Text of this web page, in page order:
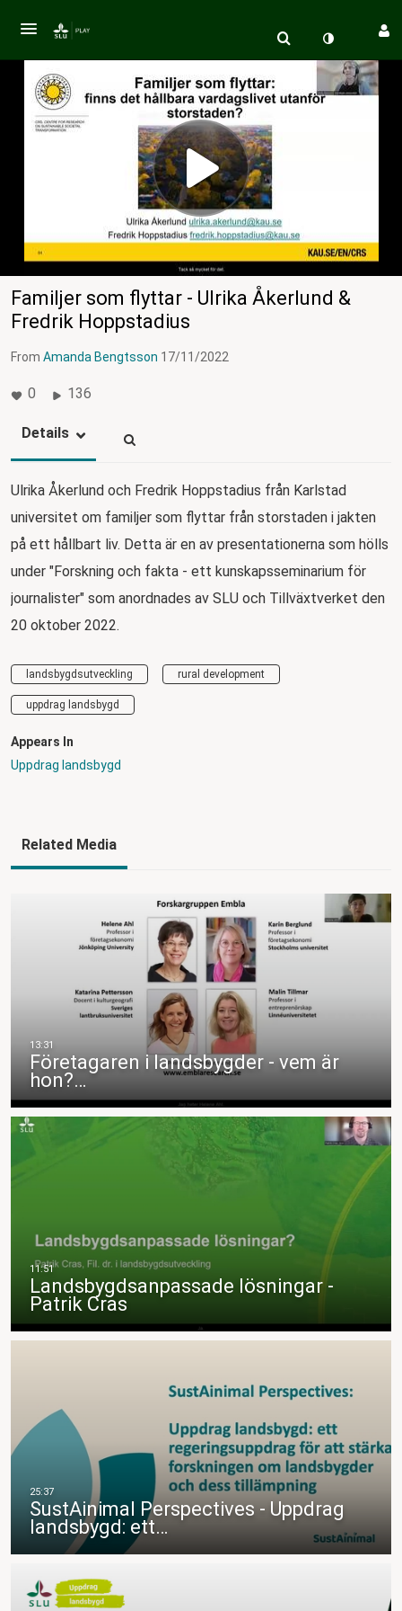
Familjer som flyttar - Ulrika Åkerlund &
Fredrik Hoppstadius
From Amanda Bengtsson 17/11/2022
0 136
Details
Ulrika Åkerlund och Fredrik Hoppstadius från Karlstad
universitet om familjer som flyttar från storstaden i jakten
på ett hållbart liv. Detta är en av presentationerna som hölls
under "Forskning och fakta - ett kunskapsseminarium för
journalister" som anordnades av SLU och Tillväxtverket den
20 oktober 2022.
landsbygdsutveckling rural development
uppdrag landsbygd
Appears In
Uppdrag landsbygd
Related Media
Företagaren i landsbygder - vem är
hon?…
Landsbygdsanpassade lösningar -
Patrik Cras
SustAinimal Perspectives - Uppdrag
landsbygd: ett…